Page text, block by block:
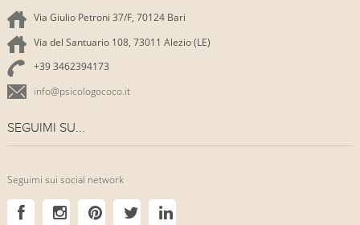
Via Giulio Petroni 37/F, 70124 Bari
Via del Santuario 108, 73011 Alezio (LE)
+39 3462394173
info@psicologococo.it
SEGUIMI SU...
Seguimi sui social network